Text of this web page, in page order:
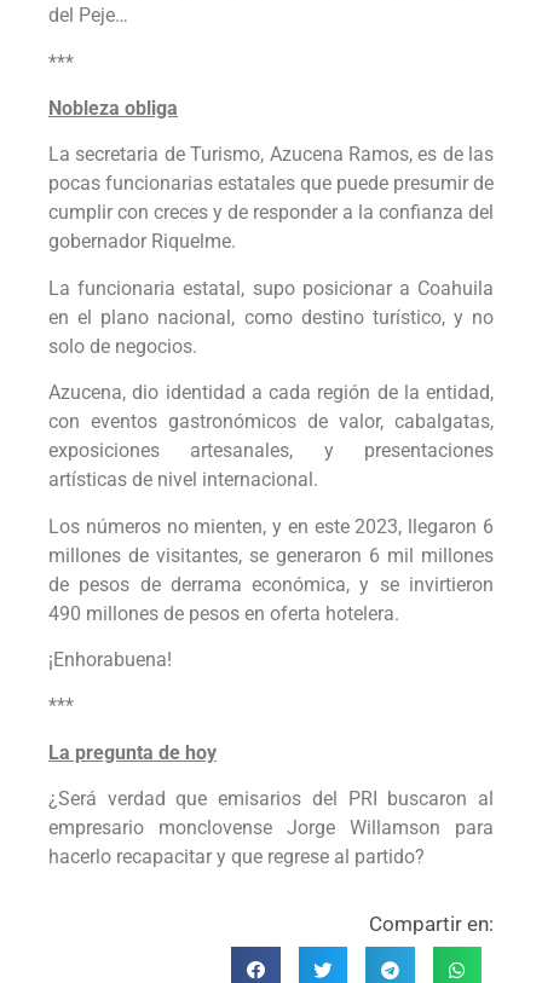
del Peje…
***
Nobleza obliga
La secretaria de Turismo, Azucena Ramos, es de las
pocas funcionarias estatales que puede presumir de
cumplir con creces y de responder a la confianza del
gobernador Riquelme.
La funcionaria estatal, supo posicionar a Coahuila
en el plano nacional, como destino turístico, y no
solo de negocios.
Azucena, dio identidad a cada región de la entidad,
con eventos gastronómicos de valor, cabalgatas,
exposiciones artesanales, y presentaciones
artísticas de nivel internacional.
Los números no mienten, y en este 2023, llegaron 6
millones de visitantes, se generaron 6 mil millones
de pesos de derrama económica, y se invirtieron
490 millones de pesos en oferta hotelera.
¡Enhorabuena!
***
La pregunta de hoy
¿Será verdad que emisarios del PRI buscaron al
empresario monclovense Jorge Willamson para
hacerlo recapacitar y que regrese al partido?
Compartir en: